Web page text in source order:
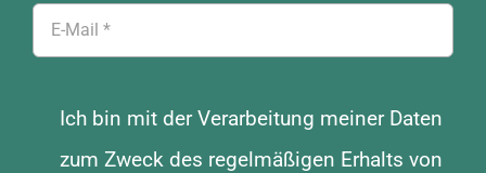
Ich bin mit der Verarbeitung meiner Daten
zum Zweck des regelmäßigen Erhalts von